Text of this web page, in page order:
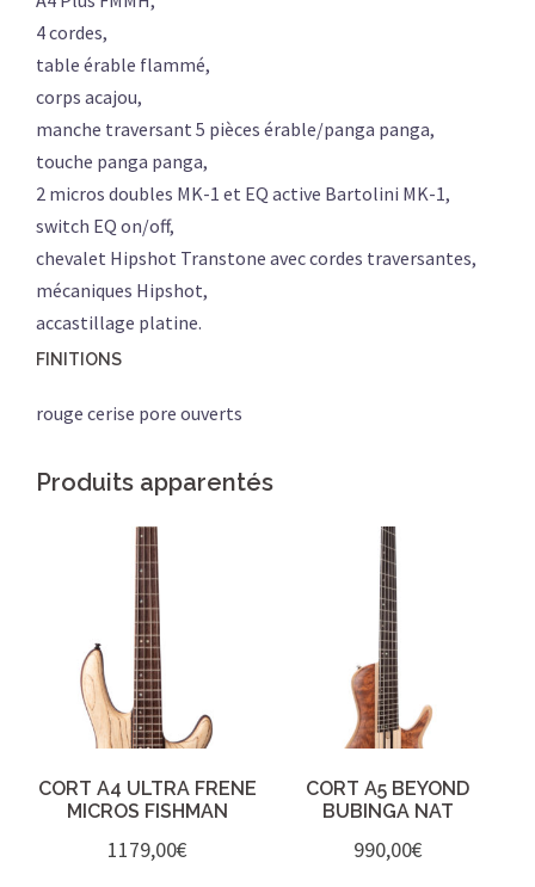
4 cordes,
table érable flammé,
corps acajou,
manche traversant 5 pièces érable/panga panga,
touche panga panga,
2 micros doubles MK-1 et EQ active Bartolini MK-1,
switch EQ on/off,
chevalet Hipshot Transtone avec cordes traversantes,
mécaniques Hipshot,
accastillage platine.
FINITIONS
rouge cerise pore ouverts
Produits apparentés
CORT A4 ULTRA FRENE
MICROS FISHMAN
1179,00€
CORT A5 BEYOND
BUBINGA NAT
990,00€